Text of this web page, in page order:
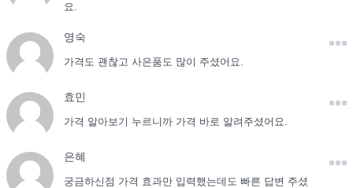
요.
영숙
가격도 괜찮고 사은품도 많이 주셨어요.
효민
가격 알아보기 누르니까 가격 바로 알려주셨어요.
은혜
궁금하신점 가격 효과만 입력했는데도 빠른 답변 주셨